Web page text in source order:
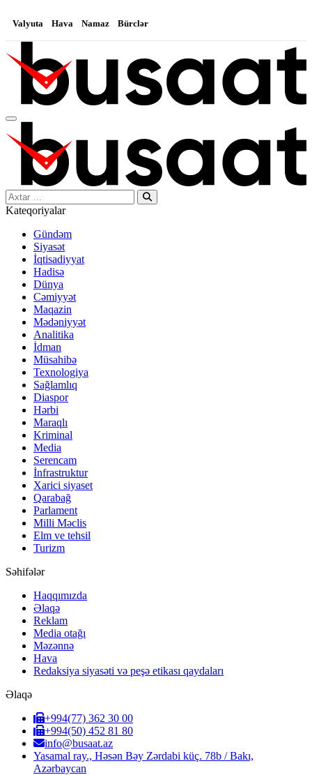
Valyuta Hava Namaz Bürclər
Search…
Kateqoriyalar
Gündəm
Siyasət
İqtisadiyyat
Hadisə
Dünya
Cəmiyyət
Maqazin
Mədəniyyət
Analitika
İdman
Müsahibə
Texnologiya
Sağlamlıq
Diaspor
Hərbi
Maraqlı
Kriminal
Media
Serencam
İnfrastruktur
Xarici siyaset
Qarabağ
Parlament
Milli Məclis
Elm ve tehsil
Turizm
Səhifələr
Haqqımızda
Əlaqə
Reklam
Media otağı
Məzənnə
Hava
Redaksiya siyasəti və peşə etikası qaydaları
Əlaqə
+994(77) 362 30 00
+994(50) 452 81 80
info@busaat.az
Yasamal ray., Həsən Bəy Zərdabi küç. 78b / Bakı,
Azərbaycan